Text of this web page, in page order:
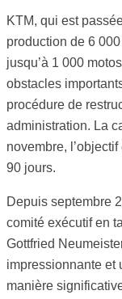
KTM, qui est
production de 6
jusqu’à 1 000
obstacles
procédure de
administration. La
novembre,
90 jours.
Depuis septembre
comité exécutif en
Gottfried
impressionnante et
manière